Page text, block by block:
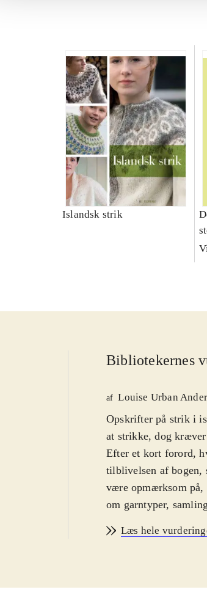
Islandsk strik
Bibliotekernes
af Louise Urban
Opskrifter på strik i
at strikke, dog
Efter et kort forord,
tilblivelsen af bogen,
være opmærksom på,
om garntyper,
garntyper, størrelser
Dejlig inspirerende
Læs hele